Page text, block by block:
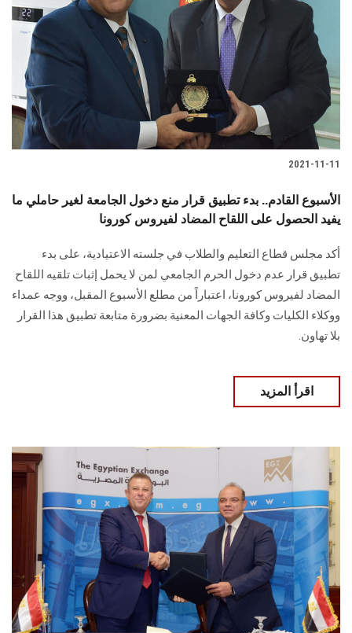
2021-11-11
الأسبوع القادم.. بدء تطبيق قرار منع دخول الجامعة لغير حاملي ما
يفيد الحصول على اللقاح المضاد لفيروس كورونا
أكد مجلس قطاع التعليم والطلاب في جلسته الاعتيادية، على بدء
تطبيق قرار عدم دخول الحرم الجامعي لمن لا يحمل إثبات تلقيه اللقاح
المضاد لفيروس كورونا، اعتباراً من مطلع الأسبوع المقبل، ووجه عمداء
ووكلاء الكليات وكافة الجهات المعنية بضرورة متابعة تطبيق هذا القرار
بلا تهاون.
اقرأ المزيد